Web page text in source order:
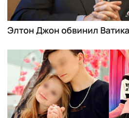
Элтон Джон обвинил